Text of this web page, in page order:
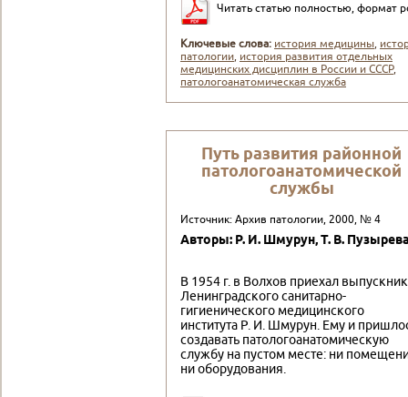
Читать статью полностью, формат
Ключевые слова: история медицины,
патологии, история развития отдельных
медицинских дисциплин в России и СССР,
патологоанатомическая служба
Путь развития районной
патологоанатомической
службы
Источник: Архив патологии, 2000, № 4
Авторы: Р. И. Шмурун, Т. В. Пузырева
В 1954 г. в Волхов приехал выпускник
Ленинградского санитарно-
гигиенического медицинского
института Р. И. Шмурун. Ему и
создавать патологоанатомическую
службу на пустом месте: ни
ни оборудования.